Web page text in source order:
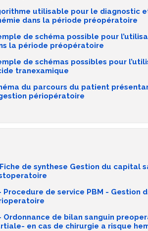
utilisable pour le diagnostic
dans la période préopératoire
de schéma possible pour
la période préopératoire
de schémas possibles pour
tranexamique
du parcours du patient
périopératoire
de synthese Gestion du capital
Procedure de service PBM - Gestion
Ordonnance de bilan sanguin
en cas de chirurgie a risque